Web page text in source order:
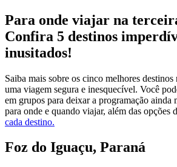
Para onde viajar na
Confira 5 destinos
inusitados!
Saiba mais sobre os cinco melhores
uma viagem segura e inesquecível. Você
em grupos para deixar a programação
para onde e quando viajar, além das opções
cada destino.
Foz do Iguaçu, Paraná